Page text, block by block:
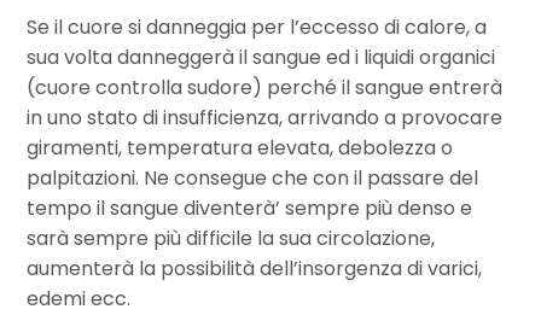
Se il cuore si danneggia per l’eccesso di calore, a
sua volta danneggerà il sangue ed i liquidi organici
(cuore controlla sudore) perché il sangue entrerà
in uno stato di insufficienza, arrivando a provocare
giramenti, temperatura elevata, debolezza o
palpitazioni. Ne consegue che con il passare del
tempo il sangue diventerà’ sempre più denso e
sarà sempre più difficile la sua circolazione,
aumenterà la possibilità dell’insorgenza di varici,
edemi ecc.